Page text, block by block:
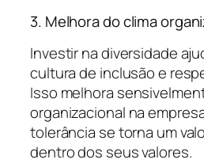
3. Melhora do clima
Investir na diversidade
cultura de inclusão e
Isso melhora
organizacional na
tolerância se torna um
dentro dos seus valores.